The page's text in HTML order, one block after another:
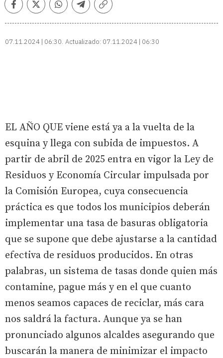
FacebookTwitterWhatsappTelegramCopiar
07.11.2024 | 06:30 Actualizado: 07.11.2024 | 06:30
EL AÑO QUE viene está ya a la vuelta de la
esquina y llega con subida de impuestos. A
partir de abril de 2025 entra en vigor la Ley de
Residuos y Economía Circular impulsada por
la Comisión Europea, cuya consecuencia
práctica es que todos los municipios deberán
implementar una tasa de basuras obligatoria
que se supone que debe ajustarse a la cantidad
efectiva de residuos producidos. En otras
palabras, un sistema de tasas donde quien más
contamine, pague más y en el que cuanto
menos seamos capaces de reciclar, más cara
nos saldrá la factura. Aunque ya se han
pronunciado algunos alcaldes asegurando que
buscarán la manera de minimizar el impacto